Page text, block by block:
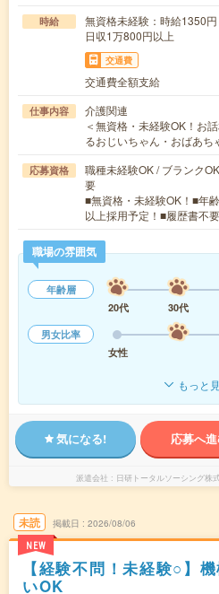
時給
無資格未経験：時給
日収1万800円以上
交通費
交通費全額支給
仕事内容
介護関連
＜無資格・未経験OK！お
るおじいちゃん・おばあ
応募資格
職種未経験OK / ブランク
要
■無資格・未経験OK！■年
以上採用予定！■履歴書不
職場の雰囲気
年齢層
20代
30代
男女比率
女性
もっと
気になる! 応募へ
派遣会社 日研トータルソーシング
未読
NEW
掲載日 2026/08/06
【経験不問！未経験○】
いOK